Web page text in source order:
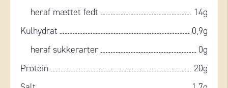
heraf mættet fedt
14g
Kulhydrat
0,9g
heraf sukkerarter
0g
Protein
20g